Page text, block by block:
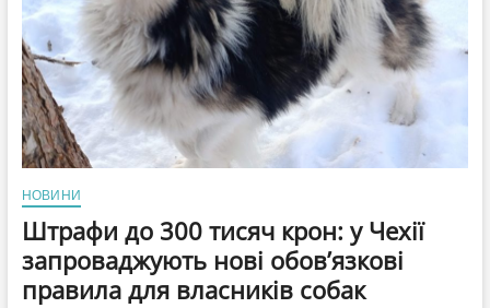
НОВИНИ
Штрафи до 300 тисяч крон: у Чехії
запроваджують нові обов’язкові
правила для власників собак